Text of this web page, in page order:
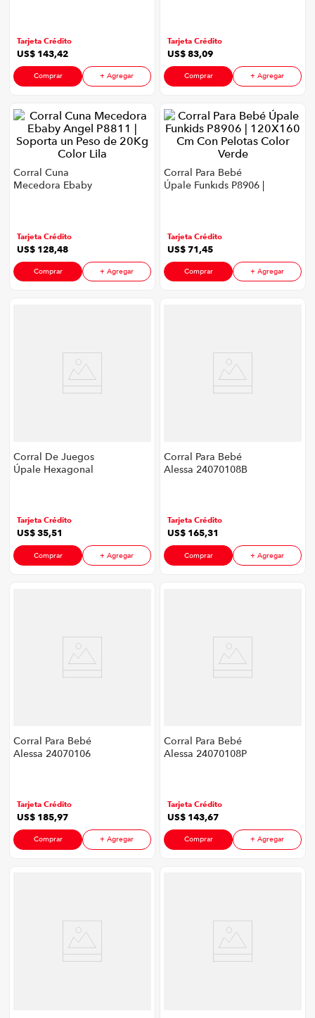
Tarjeta Crédito
US$ 143,42
Comprar + Agregar
Tarjeta Crédito
US$83,09
Comprar + Agregar
Corral Cuna
Mecedora Ebaby
Tarjeta Crédito
US$ 128,48
Comprar + Agregar
Corral Para Bebé
Úpale Funkids P8906 |
Tarjeta Crédito
US$71,45
Comprar + Agregar
Corral De Juegos
Úpale Hexagonal
Tarjeta Crédito
US$35,51
Comprar + Agregar
Corral Para Bebé
Alessa 24070108B
Verde
Tarjeta Crédito
US$ 165,31
Comprar + Agregar
Corral Para Bebé
Alessa 24070106
Verde
Tarjeta Crédito
US$ 185,97
Comprar + Agregar
Corral Para Bebé
Alessa 24070108P
Tarjeta Crédito
US$ 143,67
Comprar + Agregar
10 . cocina